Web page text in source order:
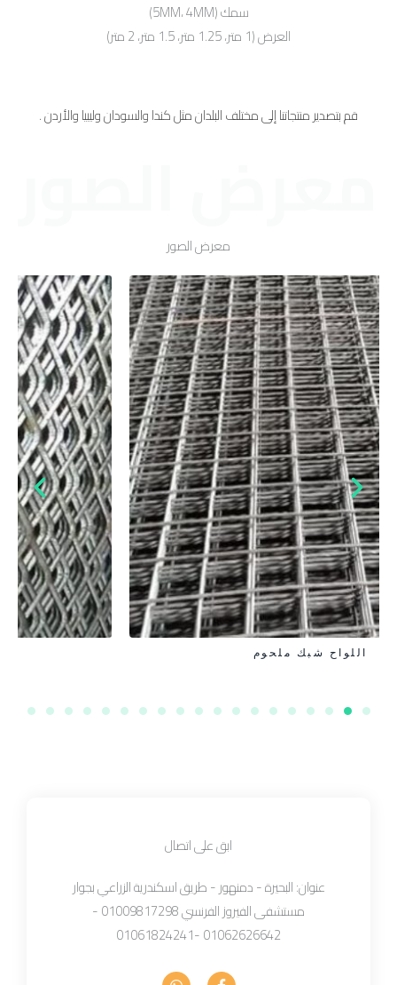
سمك (5MM، 4MM)
العرض (1 متر، 1.25 متر، 1.5 متر، 2 متر)
قم بتصدير منتجاتنا إلى مختلف البلدان مثل كندا والسودان وليبيا والأردن .
معرض الصور
سلك ممدد - بقلاوه
ابق على اتصال
عنوان: البحيرة - دمنهور - طريق اسكندرية الزراعي بجوار
مستشفى الفيروز الفرنسي 01009817298 -
01062626642 -01061824241
F
W